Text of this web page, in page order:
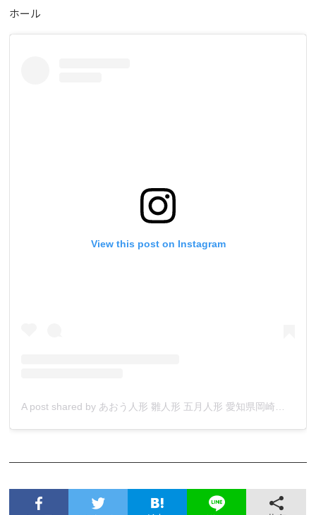
ホール
View this post on Instagram
A post shared by あおう人形 雛人形 五月人形 愛知県岡崎市人形店 (@aouningyo_okazaki_aichi)